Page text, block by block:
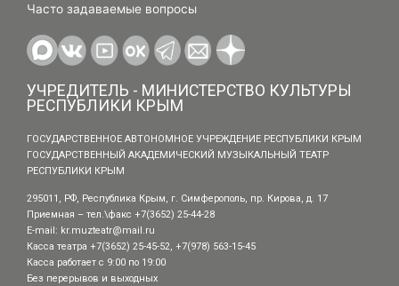
Часто задаваемые вопросы
УЧРЕДИТЕЛЬ - МИНИСТЕРСТВО КУЛЬТУРЫ
РЕСПУБЛИКИ КРЫМ
ГОСУДАРСТВЕННОЕ АВТОНОМНОЕ УЧРЕЖДЕНИЕ РЕСПУБЛИКИ КРЫМ
ГОСУДАРСТВЕННЫЙ АКАДЕМИЧЕСКИЙ МУЗЫКАЛЬНЫЙ ТЕАТР
РЕСПУБЛИКИ КРЫМ
295011, РФ, Республика Крым, г. Симферополь, пр. Кирова, д. 17
Приемная – тел.\факс +7(3652) 25-44-28
E-mail: kr.muzteatr@mail.ru
Касса театра +7(3652) 25-45-52, +7(978) 563-15-45
Касса работает с 9:00 по 19:00
Без перерывов и выходных